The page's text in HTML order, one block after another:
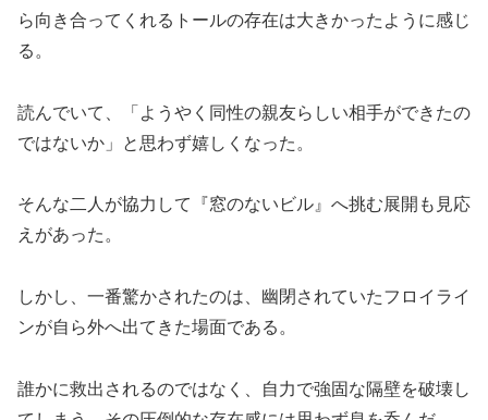
ら向き合ってくれるトールの存在は大きかったように感じ
る。
読んでいて、「ようやく同性の親友らしい相手ができたの
ではないか」と思わず嬉しくなった。
そんな二人が協力して『窓のないビル』へ挑む展開も見応
えがあった。
しかし、一番驚かされたのは、幽閉されていたフロイライ
ンが自ら外へ出てきた場面である。
誰かに救出されるのではなく、自力で強固な隔壁を破壊し